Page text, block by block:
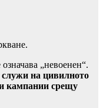
„невоенен“.
служи на цивилното
кампании срещу